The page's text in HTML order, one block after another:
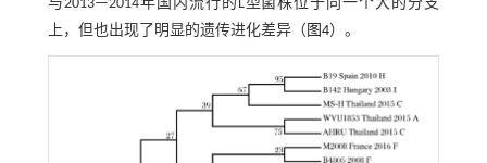
与2013—2014年国内流行的L型菌株位于同一个大的分支
上，但也出现了明显的遗传进化差异（ 图4）。